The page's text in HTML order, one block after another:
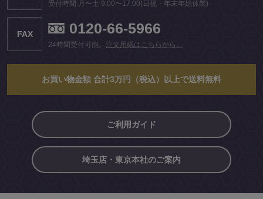
受付時間:月〜土 9:00〜17:00(日祝・年末年始休業)
FAX 0120-66-5966
24時間受付可能。 注文用紙はこちらから。
お買い物金額 合計3万円（税込）以上で送料無料
ご利用ガイド
埼玉店・東京本社のご案内